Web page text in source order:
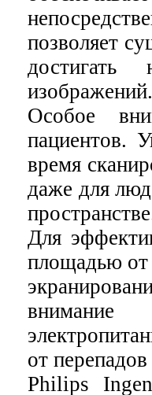
позволяет
достигать
изображений.
Особое
пациентов.
время
даже для
Для
площадью от
внимание
от
Philips